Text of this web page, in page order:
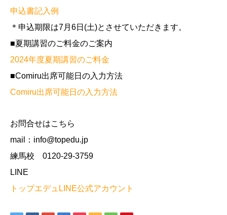
申込書記入例
＊申込期限は7月6日(土)とさせていただきます。
■夏期講習のご料金のご案内
2024年度夏期講習のご料金
■Comiru出席可能日の入力方法
Comiru出席可能日の入力方法
お問合せはこちら
mail：info@topedu.jp
練馬校 0120-29-3759
LINE
トップエデュLINE公式アカウント